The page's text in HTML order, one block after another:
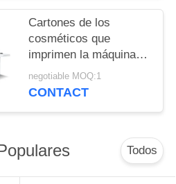
Cartones de los
cosméticos que
imprimen la máquina
de la inspección con el
× 2200m m del ×
negotiable MOQ:1
CONTACT
Todos